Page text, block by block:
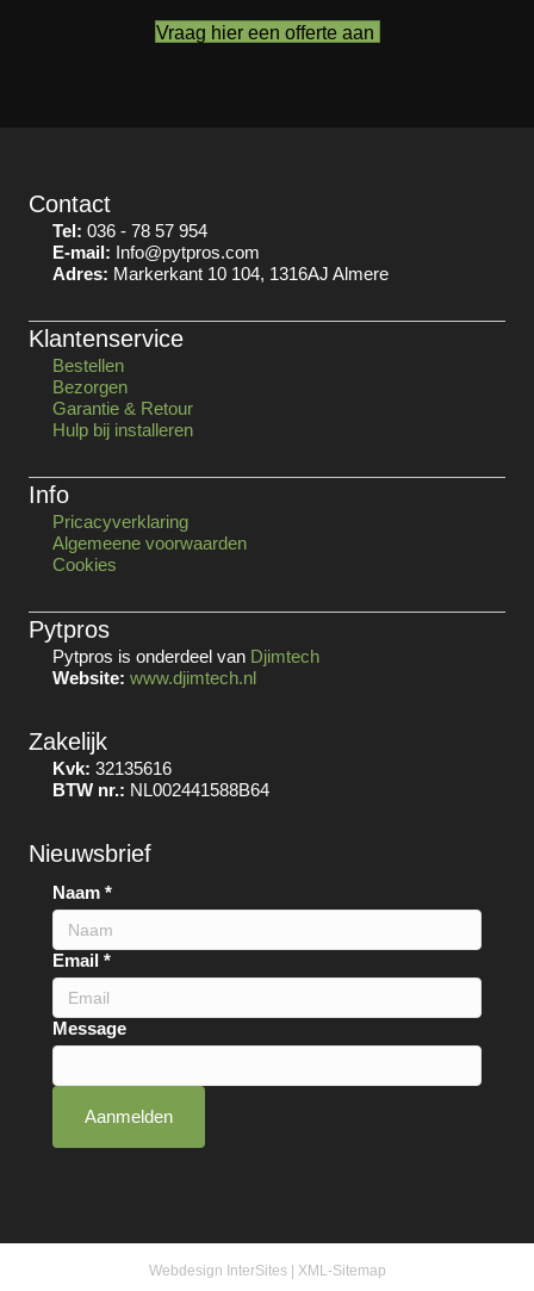
Vraag hier een offerte aan
Contact
Tel: 036 - 78 57 954
E-mail: Info@pytpros.com
Adres: Markerkant 10 104, 1316AJ Almere
Klantenservice
Bestellen
Bezorgen
Garantie & Retour
Hulp bij installeren
Info
Pricacyverklaring
Algemeene voorwaarden
Cookies
Pytpros
Pytpros is onderdeel van Djimtech
Website: www.djimtech.nl
Zakelijk
Kvk: 32135616
BTW nr.: NL002441588B64
Nieuwsbrief
Naam *
Email *
Message
Aanmelden
Webdesign InterSites| XML-Sitemap